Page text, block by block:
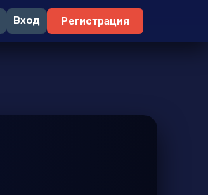
Вход Регистрация